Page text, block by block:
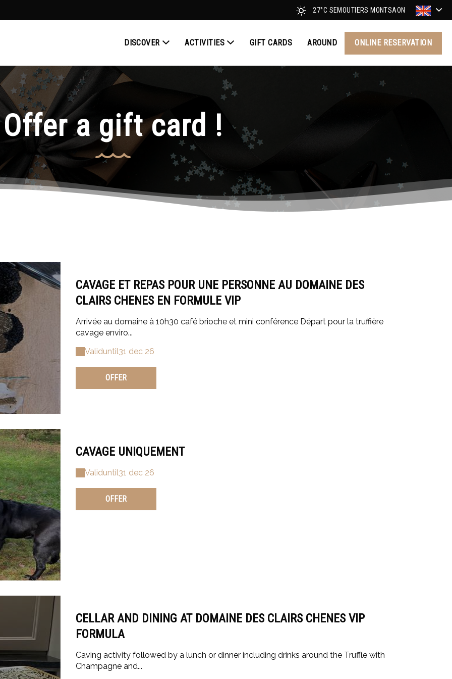
27°C SEMOUTIERS MONTSAON
DISCOVER ACTIVITIES GIFT CARDS AROUND ONLINE RESERVATION
Offer a gift card !
CAVAGE ET REPAS POUR UNE PERSONNE AU DOMAINE DES
CLAIRS CHENES EN FORMULE VIP
Arrivée au domaine à 10h30 café brioche et mini conférence Départ pour la truffière
cavage enviro...
Validuntil31 dec 26
OFFER
CAVAGE UNIQUEMENT
Validuntil31 dec 26
OFFER
CELLAR AND DINING AT DOMAINE DES CLAIRS CHENES VIP
FORMULA
Caving activity followed by a lunch or dinner including drinks around the Truffle with
Champagne and...